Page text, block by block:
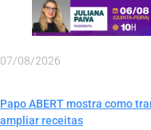
07/08/2026
Papo ABERT mostra como
ampliar receitas